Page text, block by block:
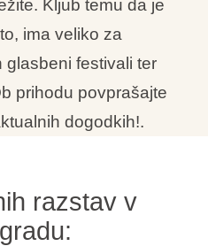
Kljub temu da je
ima veliko za
glasbeni festivali ter
prihodu povprašajte
dogodkih!.
razstav v